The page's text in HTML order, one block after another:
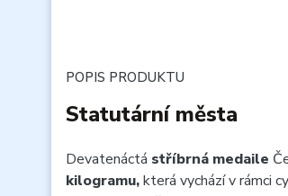
POPIS PRODUKTU
Statutární města
Devatenáctá stříbrná medaile
kilogramu,která vychází v rámci